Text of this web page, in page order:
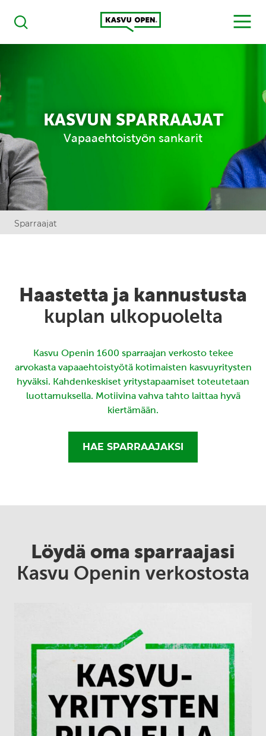
Haku
Kasvu Open
MENU
KASVUN SPARRAAJAT
Vapaaehtoistyön sankarit
Sparraajat
Haastetta ja kannustusta
kuplan ulkopuolelta
Kasvu Openin 1600 sparraajan verkosto tekee
arvokasta vapaaehtoistyötä kotimaisten kasvuyritysten
hyväksi. Kahdenkeskiset yritystapaamiset toteutetaan
luottamuksella. Motiivina vahva tahto laittaa hyvä
kiertämään.
HAE SPARRAAJAKSI
Löydä oma sparraajasi
Kasvu Openin verkostosta